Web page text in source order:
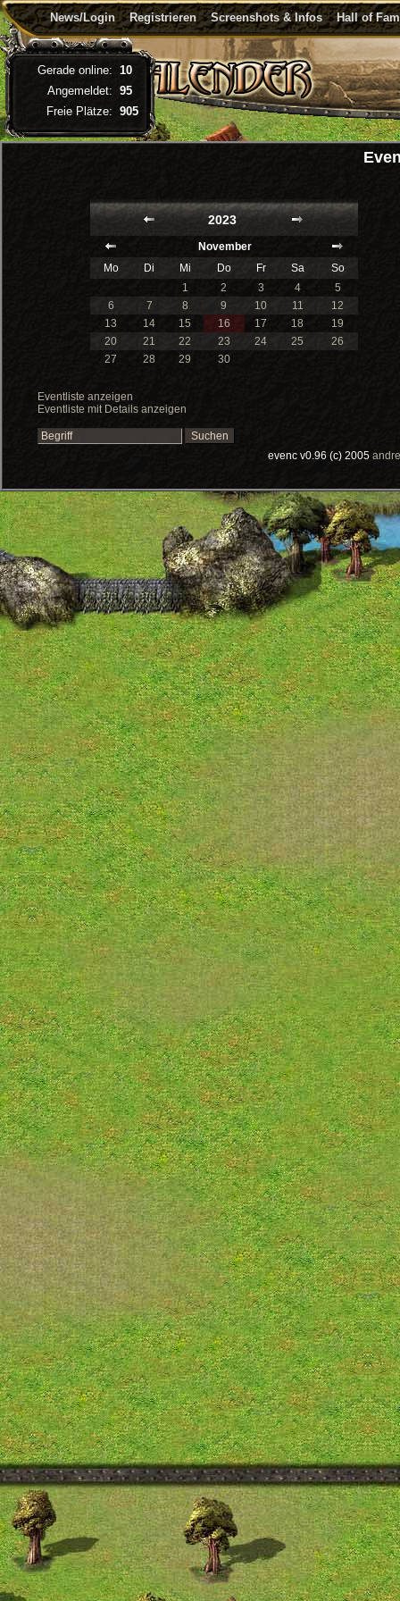
News/Login Registrieren Screenshots & Infos Hall of
2023
November
Mo
Di Mi Do Fr Sa
So
1
2 3 4
5
6
7 8 9 10 11
12
13
14 15 16 17 18
19
20
21 22 23 24 25
26
27
28 29 30
Eventliste anzeigen
Eventliste mit Details anzeigen
evenc v0.96 (c) 2005
Gerade online: 10
Angemeldet: 95
Freie Plätze: 905